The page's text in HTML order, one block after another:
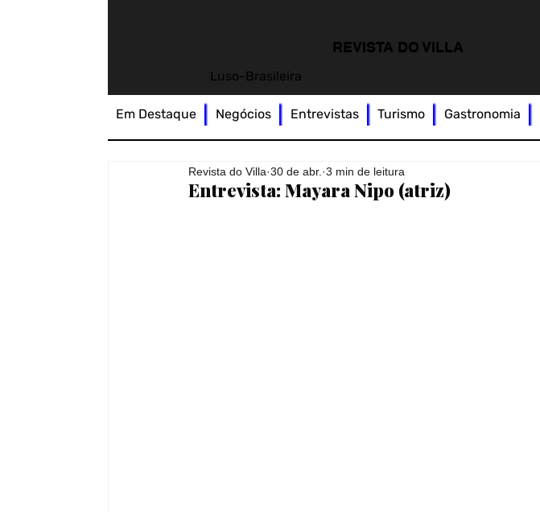
REVISTA DO VILLA
Luso-Brasileira
Entrevista: Mayara Nipo (atriz)
Revista do Villa 30 de abr. 3 min de leitura
Em Destaque Negócios Entrevistas Turismo Gastronomia